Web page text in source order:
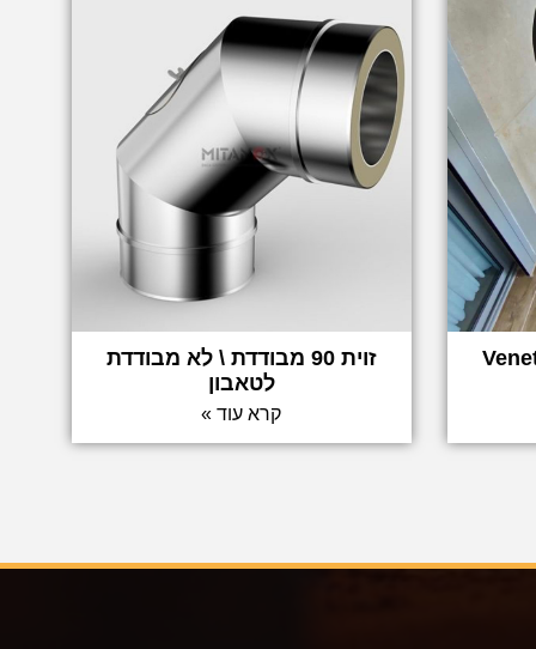
זוית 90 מבודדת \ לא מבודדת
לטאבון
קרא עוד »